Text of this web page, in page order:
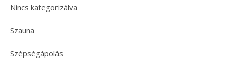
Nincs kategorizálva
Szauna
Szépségápolás